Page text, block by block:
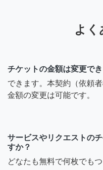
よく
チケットの金額は変更で
できます。本契約（依頼
金額の変更は可能です。
サービスやリクエストの
すか？
どなたも無料で何枚でも